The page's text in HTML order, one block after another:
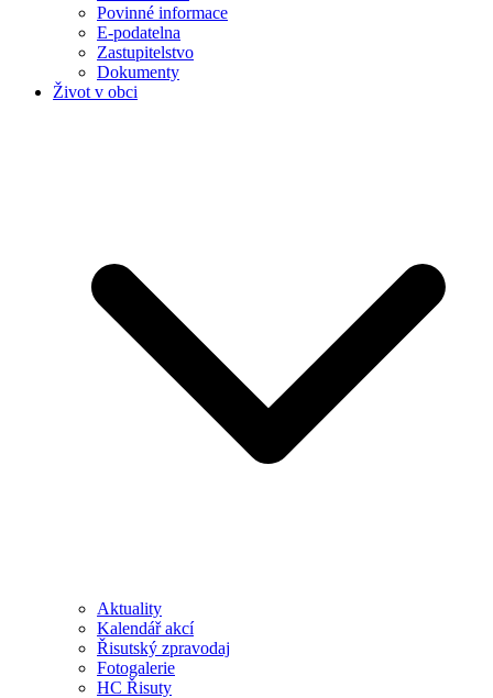
Povinné informace
E-podatelna
Zastupitelstvo
Dokumenty
Život v obci
Aktuality
Kalendář akcí
Řisutský zpravodaj
Fotogalerie
HC Řisuty